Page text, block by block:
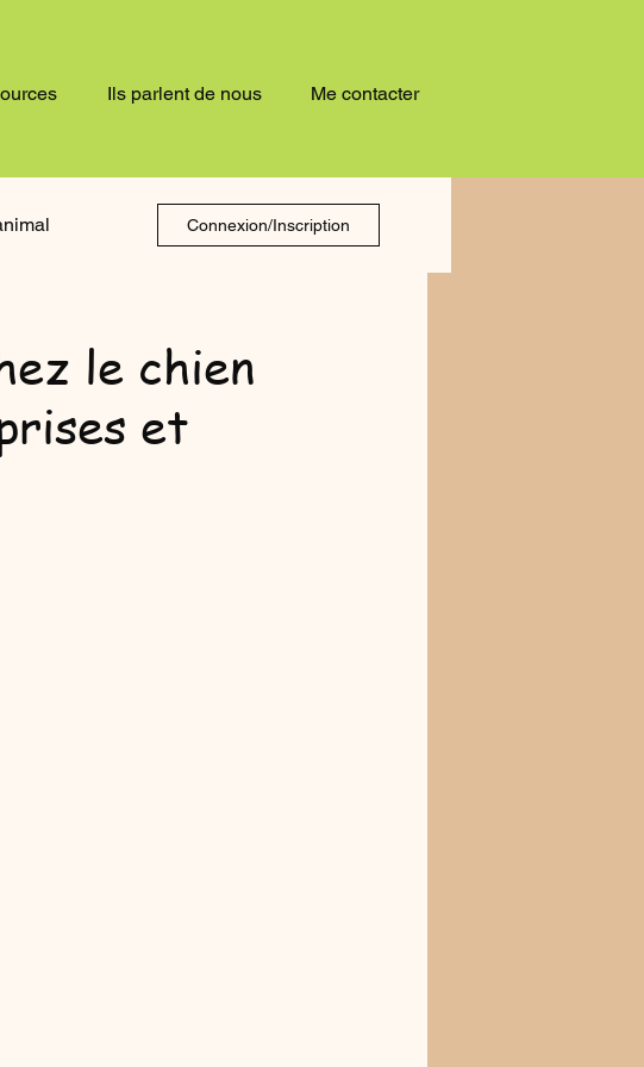
Ils parlent de nous Me contacter
Connexion/Inscription
le chien
et